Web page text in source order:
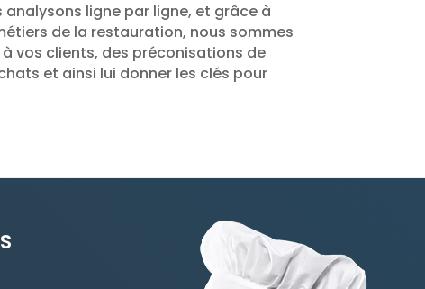
ligne par ligne, et grâce à
de la restauration, nous sommes
vos clients, des préconisations de
et ainsi lui donner les clés pour